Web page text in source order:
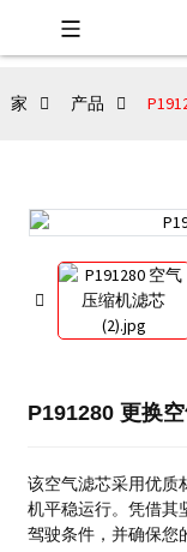
家 产品
P191280 更换
该空气滤芯采用优质
机平稳运行。 凭借其
驾驶条件，并确保您